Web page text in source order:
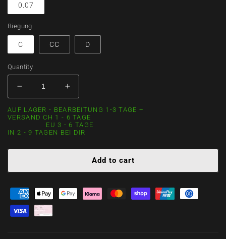
0.07
Biegung
C CC D
Quantity
Decrease
quantity
for
5D
Promade
Increase
quantity
for
5D
Promade
AUF LAGER - BEARBEITUNG 1-3 TAGE +
VERSAND CH 1 - 6 TAGE
EU 3 - 6 TAGE
IN 2 - 9 TAGEN BEI DIR
Add to cart